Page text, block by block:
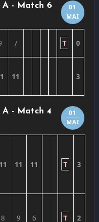
A - Match 6
01
MAI
7 T 0
11 3
A - Match 4
01
MAI
11 11 11 T 3
8 9 6 T 2